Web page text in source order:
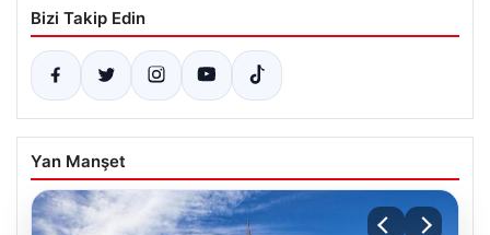
Bizi Takip Edin
Yan Manşet